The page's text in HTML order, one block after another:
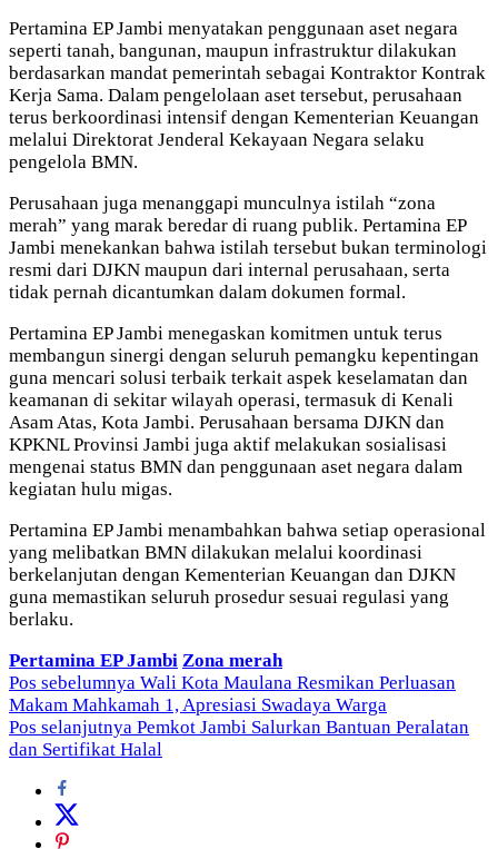
Pertamina EP Jambi menyatakan penggunaan aset negara
seperti tanah, bangunan, maupun infrastruktur dilakukan
berdasarkan mandat pemerintah sebagai Kontraktor Kontrak
Kerja Sama. Dalam pengelolaan aset tersebut, perusahaan
terus berkoordinasi intensif dengan Kementerian Keuangan
melalui Direktorat Jenderal Kekayaan Negara selaku
pengelola BMN.
Perusahaan juga menanggapi munculnya istilah “zona
merah” yang marak beredar di ruang publik. Pertamina EP
Jambi menekankan bahwa istilah tersebut bukan terminologi
resmi dari DJKN maupun dari internal perusahaan, serta
tidak pernah dicantumkan dalam dokumen formal.
Pertamina EP Jambi menegaskan komitmen untuk terus
membangun sinergi dengan seluruh pemangku kepentingan
guna mencari solusi terbaik terkait aspek keselamatan dan
keamanan di sekitar wilayah operasi, termasuk di Kenali
Asam Atas, Kota Jambi. Perusahaan bersama DJKN dan
KPKNL Provinsi Jambi juga aktif melakukan sosialisasi
mengenai status BMN dan penggunaan aset negara dalam
kegiatan hulu migas.
Pertamina EP Jambi menambahkan bahwa setiap operasional
yang melibatkan BMN dilakukan melalui koordinasi
berkelanjutan dengan Kementerian Keuangan dan DJKN
guna memastikan seluruh prosedur sesuai regulasi yang
berlaku.
Pertamina EP Jambi Zona merah
Navigasi
pos
Pos sebelumnya Wali Kota Maulana Resmikan Perluasan
Makam Mahkamah 1, Apresiasi Swadaya Warga
Pos selanjutnya Pemkot Jambi Salurkan Bantuan Peralatan
dan Sertifikat Halal